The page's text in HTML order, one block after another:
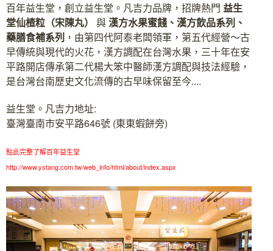
百年益生堂，創立益生堂。凡吉力品牌，招牌熱門 益生
堂仙楂粒（宋陳丸） 與漢方水果蜜餞、漢方飲品系列、
藥膳食補系列 ，由第四代阿泰老闆領軍，第五代經營～古
早傳統與現代的火花，漢方調配在台灣水果，三十年在安
平路開店傳承第二代楊大笨中醫師漢方調配與技法經驗，
是台灣台南歷史文化流傳的古早味保留至今....
益生堂。凡吉力地址:
臺灣臺南市安平路646號 (東東蝦餅旁)
點此完整了解百年益生堂
http://www.ystang.com.tw/web_info/html/about/index.aspx